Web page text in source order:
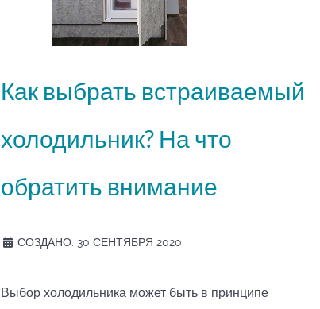
Как выбрать встраиваемый
холодильник? На что
обратить внимание
СОЗДАНО: 30 СЕНТЯБРЯ 2020
Выбор холодильника может быть в принципе